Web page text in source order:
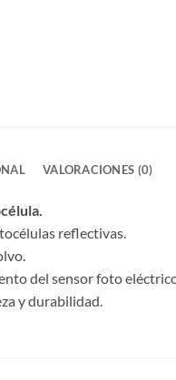
VALORACIONES (0)
reflectivas.
del sensor foto
y durabilidad.